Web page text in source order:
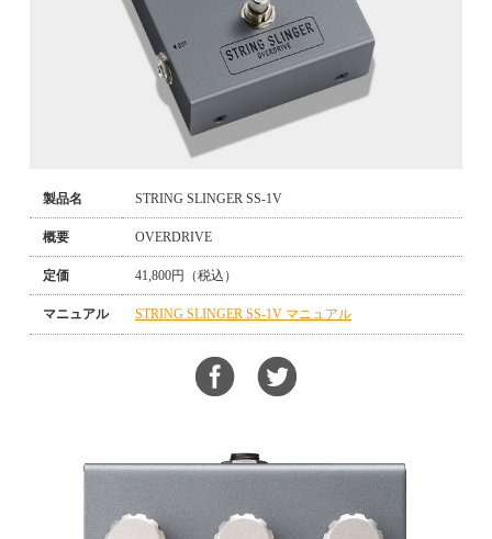
製品名 STRING SLINGER SS-1V
概要 OVERDRIVE
定価 41,800円（税込）
マニュアル STRING SLINGER SS-1V マニュアル